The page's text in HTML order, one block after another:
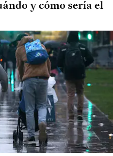
y cómo sería el